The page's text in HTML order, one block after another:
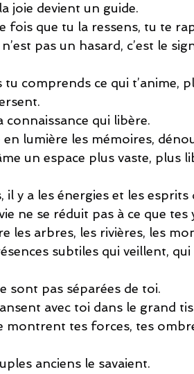
joie devient un guide.
fois que tu la ressens, tu te
n’est pas un hasard, c’est le
tu comprends ce qui t’anime,
connaissance qui libère.
en lumière les mémoires,
un espace plus vaste, plus
il y a les énergies et les esprits
ne se réduit pas à ce que tes
les arbres, les rivières, les
subtiles qui veillent,
sont pas séparées de toi.
avec toi dans le grand
montrent tes forces, tes
anciens le savaient.